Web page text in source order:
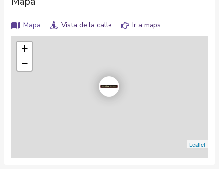
Mapa Vista de la calle Ir a maps
+
−
Leaflet